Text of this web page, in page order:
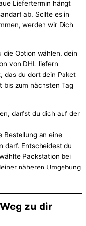
Liefertermin hängt
ab. Sollte es in
werden wir Dich
die Option wählen, dein
von DHL liefern
das du dort dein Paket
bis zum nächsten Tag
darfst du dich auf der
Bestellung an eine
darf. Entscheidest du
Packstation bei
näheren Umgebung
zu dir